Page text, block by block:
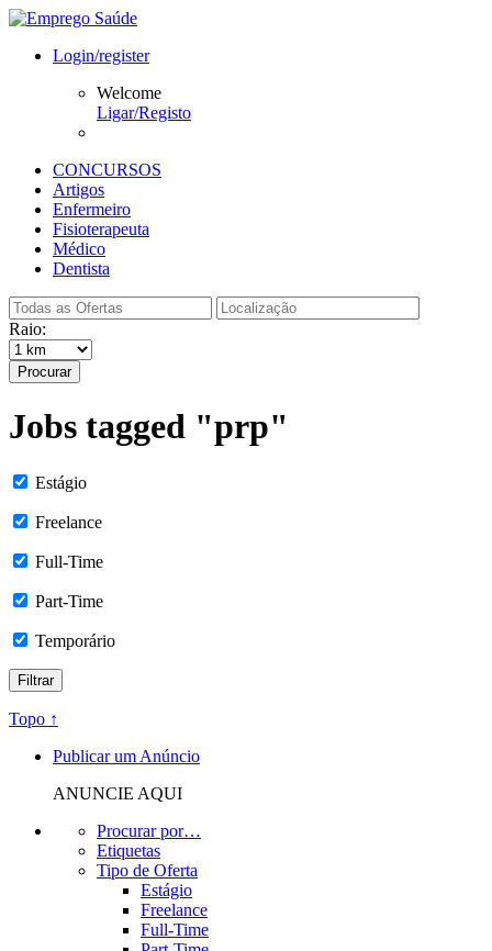
Login/register
Welcome
Ligar/Registo
CONCURSOS
Artigos
Enfermeiro
Fisioterapeuta
Médico
Dentista
Raio:
Procurar
Jobs tagged "prp"
Estágio
Freelance
Full-Time
Part-Time
Temporário
Topo ↑
Publicar um Anúncio
ANUNCIE AQUI
Procurar por…
Etiquetas
Tipo de Oferta
Estágio
Freelance
Full-Time